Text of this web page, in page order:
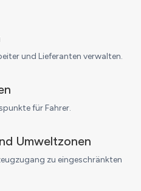
und Lieferanten verwalten.
für Fahrer.
Umweltzonen
zu eingeschränkten